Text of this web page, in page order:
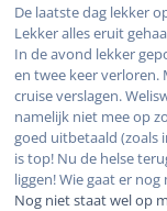
De laatste dag lekker
Lekker alles eruit
In de avond lekker
en twee keer verloren.
cruise verslagen.
namelijk niet mee op
goed uitbetaald (zoals
is top! Nu de helse
liggen! Wie gaat er
Nog niet staat wel op